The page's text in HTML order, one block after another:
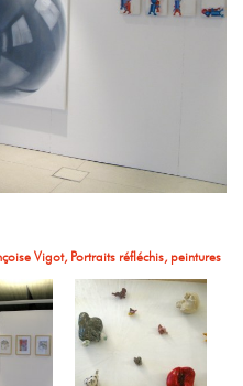
Vigot, Portraits réfléchis, peintures
levaux, Menses ante Rosam, broderie
Laurence Deweer, coeurs en céramique
Laurence Deweer, coeurs en céramique
Aurélie William-Levaux,Yves Levasseur
Levasseur, Françoise Vigot
Vigot, Portrait réfléchi, Toys, peinture